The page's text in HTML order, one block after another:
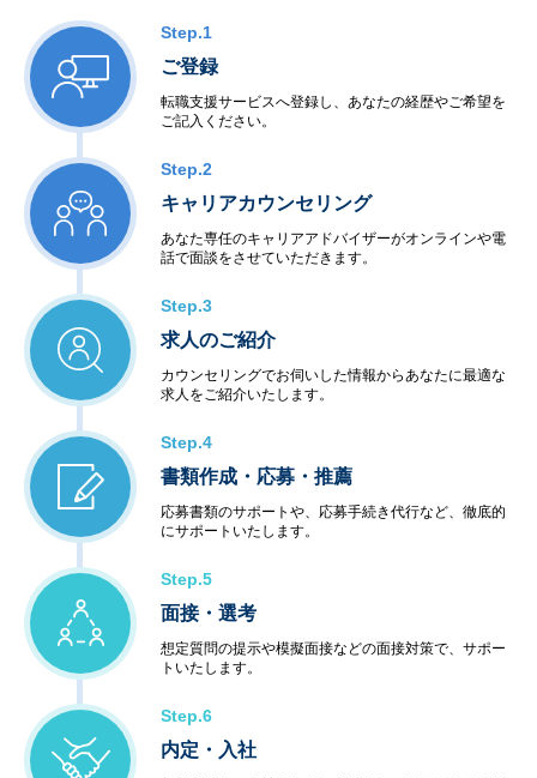
Step.1
ご登録
転職支援サービスへ登録し、あなたの経歴やご希望を
ご記入ください。
Step.2
キャリアカウンセリング
あなた専任のキャリアアドバイザーがオンラインや電
話で面談をさせていただきます。
Step.3
求人のご紹介
カウンセリングでお伺いした情報からあなたに最適な
求人をご紹介いたします。
Step.4
書類作成・応募・推薦
応募書類のサポートや、応募手続き代行など、徹底的
にサポートいたします。
Step.5
面接・選考
想定質問の提示や模擬面接などの面接対策で、サポー
トいたします。
Step.6
内定・入社